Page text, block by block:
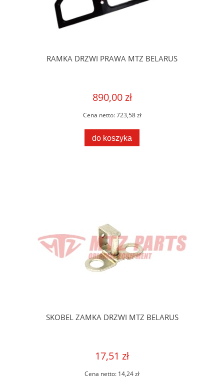
RAMKA DRZWI PRAWA MTZ BELARUS
890,00 zł
Cena netto:723,58 zł
do koszyka
SKOBEL ZAMKA DRZWI MTZ BELARUS
17,51 zł
Cena netto: 14,24 zł